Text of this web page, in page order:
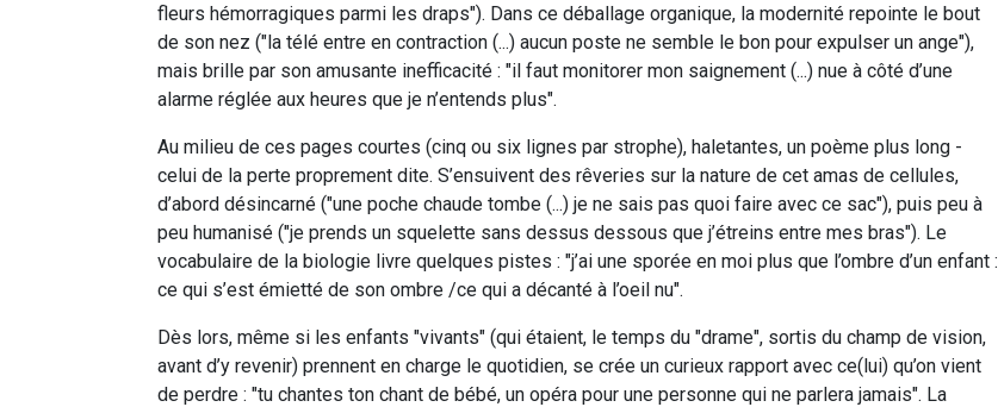
fleurs hémorragiques parmi les draps"). Dans ce déballage organique, la modernité repointe le bout
de son nez ("la télé entre en contraction (...) aucun poste ne semble le bon pour expulser un ange"),
mais brille par son amusante inefficacité : "il faut monitorer mon saignement (...) nue à côté d’une
alarme réglée aux heures que je n’entends plus".
Au milieu de ces pages courtes (cinq ou six lignes par strophe), haletantes, un poème plus long -
celui de la perte proprement dite. S’ensuivent des rêveries sur la nature de cet amas de cellules,
d’abord désincarné ("une poche chaude tombe (...) je ne sais pas quoi faire avec ce sac"), puis peu à
peu humanisé ("je prends un squelette sans dessus dessous que j’étreins entre mes bras"). Le
vocabulaire de la biologie livre quelques pistes : "j’ai une sporée en moi plus que l’ombre d’un enfant :
ce qui s’est émietté de son ombre /ce qui a décanté à l’oeil nu".
Dès lors, même si les enfants "vivants" (qui étaient, le temps du "drame", sortis du champ de vision,
avant d’y revenir) prennent en charge le quotidien, se crée un curieux rapport avec ce(lui) qu’on vient
de perdre : "tu chantes ton chant de bébé, un opéra pour une personne qui ne parlera jamais". La